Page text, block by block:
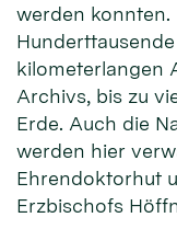
werden konnten.
kilometerlangen
Archivs, bis zu
Erde. Auch die
werden hier
Ehrendoktorhut
Erzbischofs